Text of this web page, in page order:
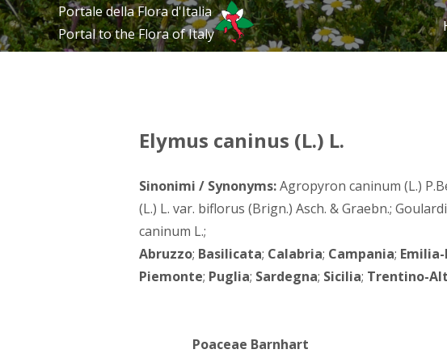
Portale della Flora d'Italia
Portal to the Flora of Italy
Elymus caninus (L.) L.
Sinonimi / Synonyms:Agropyron caninum (L.)
(L.) L. var. biflorus (Brign.) Asch. & Graebn.;
caninum L.;
Abruzzo; Basilicata; Calabria; Campania;
Piemonte; Puglia; Sardegna; Sicilia; Trentino-
Poaceae Barnhart